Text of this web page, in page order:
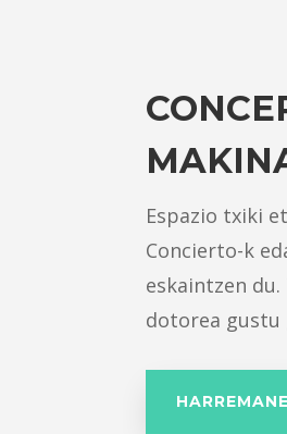
Espazio txiki
Concierto-k
eskaintzen
dotorea gustu